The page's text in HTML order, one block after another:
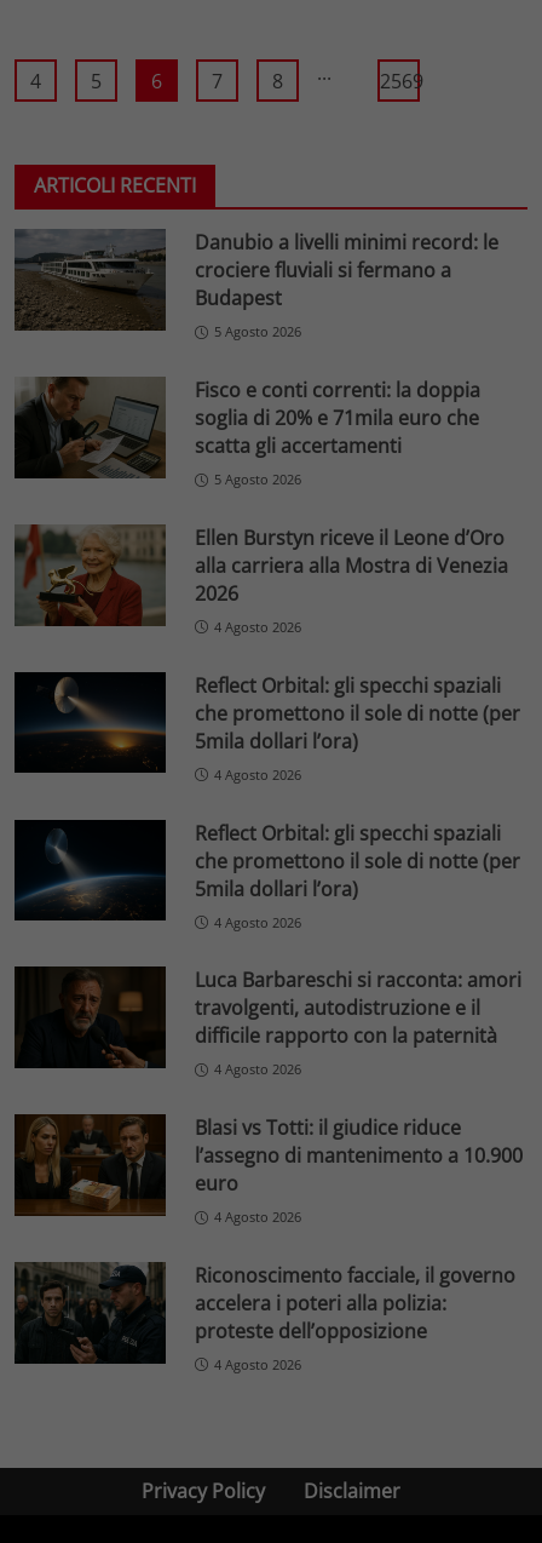
4 5 6 7 8 ... 2569
ARTICOLI RECENTI
Danubio a livelli minimi record: le
crociere fluviali si fermano a
Budapest
5 Agosto 2026
Fisco e conti correnti: la doppia
soglia di 20% e 71mila euro che
scatta gli accertamenti
5 Agosto 2026
Ellen Burstyn riceve il Leone d’Oro
alla carriera alla Mostra di Venezia
2026
4 Agosto 2026
Reflect Orbital: gli specchi spaziali
che promettono il sole di notte (per
5mila dollari l’ora)
4 Agosto 2026
Reflect Orbital: gli specchi spaziali
che promettono il sole di notte (per
5mila dollari l’ora)
4 Agosto 2026
Luca Barbareschi si racconta: amori
travolgenti, autodistruzione e il
difficile rapporto con la paternità
4 Agosto 2026
Blasi vs Totti: il giudice riduce
l’assegno di mantenimento a 10.900
euro
4 Agosto 2026
Riconoscimento facciale, il governo
accelera i poteri alla polizia:
proteste dell’opposizione
4 Agosto 2026
Privacy Policy Disclaimer